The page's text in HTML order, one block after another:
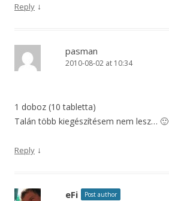
Reply ↓
pasman
2010-08-02 at 10:34
1 doboz (10 tabletta)
Talán több kiegészítésem nem lesz… 🙂
Reply ↓
eFi Post author